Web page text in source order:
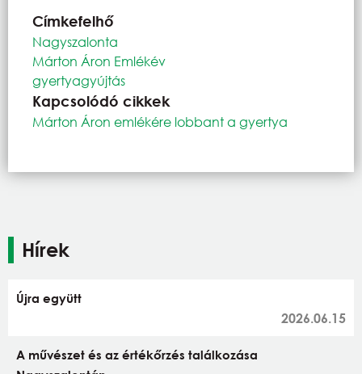
Címkefelhő
Nagyszalonta
Márton Áron Emlékév
gyertyagyújtás
Kapcsolódó cikkek
Márton Áron emlékére lobbant a gyertya
Hírek
Újra együtt
2026.06.15
A művészet és az értékőrzés találkozása